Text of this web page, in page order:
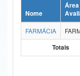
Ministério da Ciência,
Ministério do Meio Ambiente
Nome
Área
FARMÁCIA
Totais